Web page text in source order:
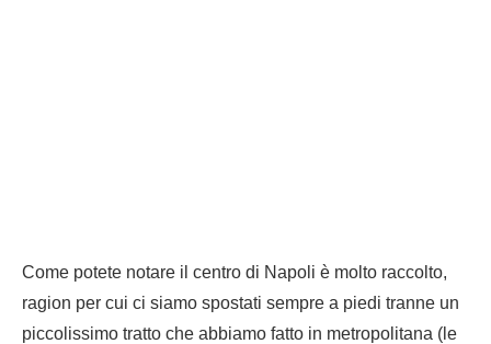
Come potete notare il centro di Napoli è molto raccolto,
ragion per cui ci siamo spostati sempre a piedi tranne un
piccolissimo tratto che abbiamo fatto in metropolitana (le